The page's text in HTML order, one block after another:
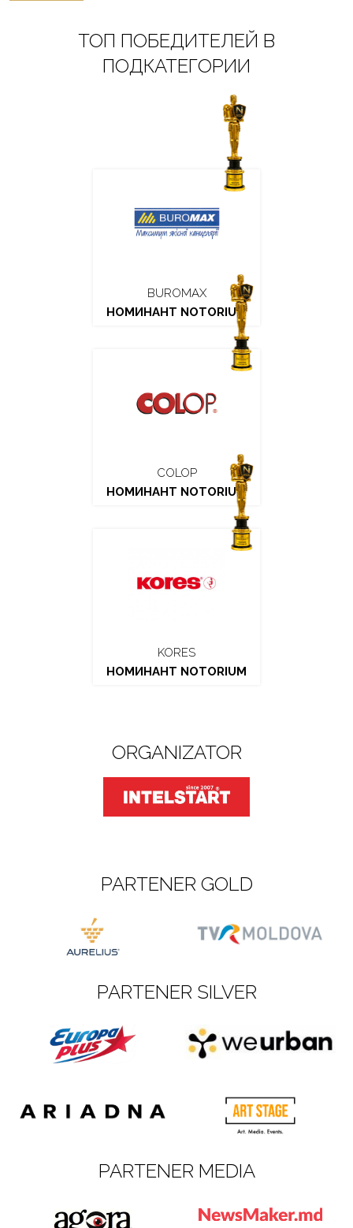
ТОП ПОБЕДИТЕЛЕЙ В
ПОДКАТЕГОРИИ
BUROMAX
НОМИНАНТ NOTORIUM
COLOP
НОМИНАНТ NOTORIUM
KORES
НОМИНАНТ NOTORIUM
ORGANIZATOR
PARTENER GOLD
PARTENER SILVER
PARTENER MEDIA